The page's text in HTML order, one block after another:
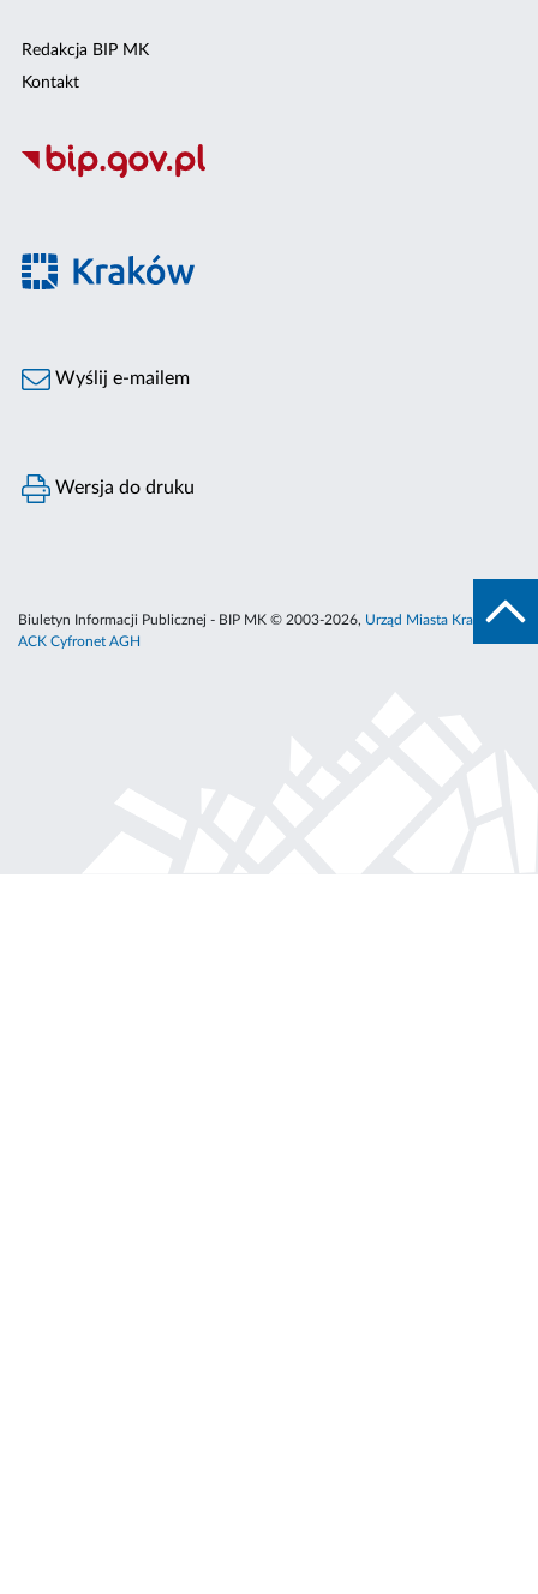
Redakcja BIP MK
Kontakt
Wyślij e-mailem
Wersja do druku
Biuletyn Informacji Publicznej - BIP MK © 2003-2026, Urząd Miasta Krakowa
ACK Cyfronet AGH